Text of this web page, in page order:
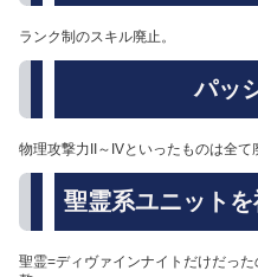
ランク制のスキル廃止。
パッ
物理攻撃力II～IVといったものは全て
聖霊系ユニット
聖霊=ディヴァインナイトだけだっ